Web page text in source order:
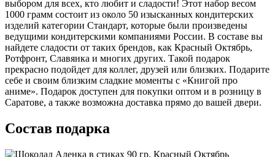
выбором для всех, кто любит и сладости! Этот набор весом
1000 грамм состоит из около 50 изысканных кондитерских
изделий категории Стандарт, которые были произведены
ведущими кондитерскими компаниями России. В составе вы
найдете сладости от таких брендов, как Красный Октябрь,
Ротфронт, Славянка и многих других. Такой подарок
прекрасно подойдет для коллег, друзей или близких. Подарите
себе и своим близким сладкие моменты с «Книгой про
аниме». Подарок доступен для покупки оптом и в розницу в
Саратове, а также возможна доставка прямо до вашей двери.
Состав подарка